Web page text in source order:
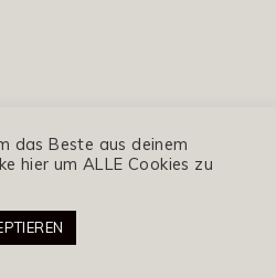
das Beste aus deinem
hier um ALLE Cookies zu